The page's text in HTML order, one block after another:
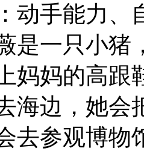
手能力、
一只小猪
妈妈的高跟
海边，她会
去参观博物